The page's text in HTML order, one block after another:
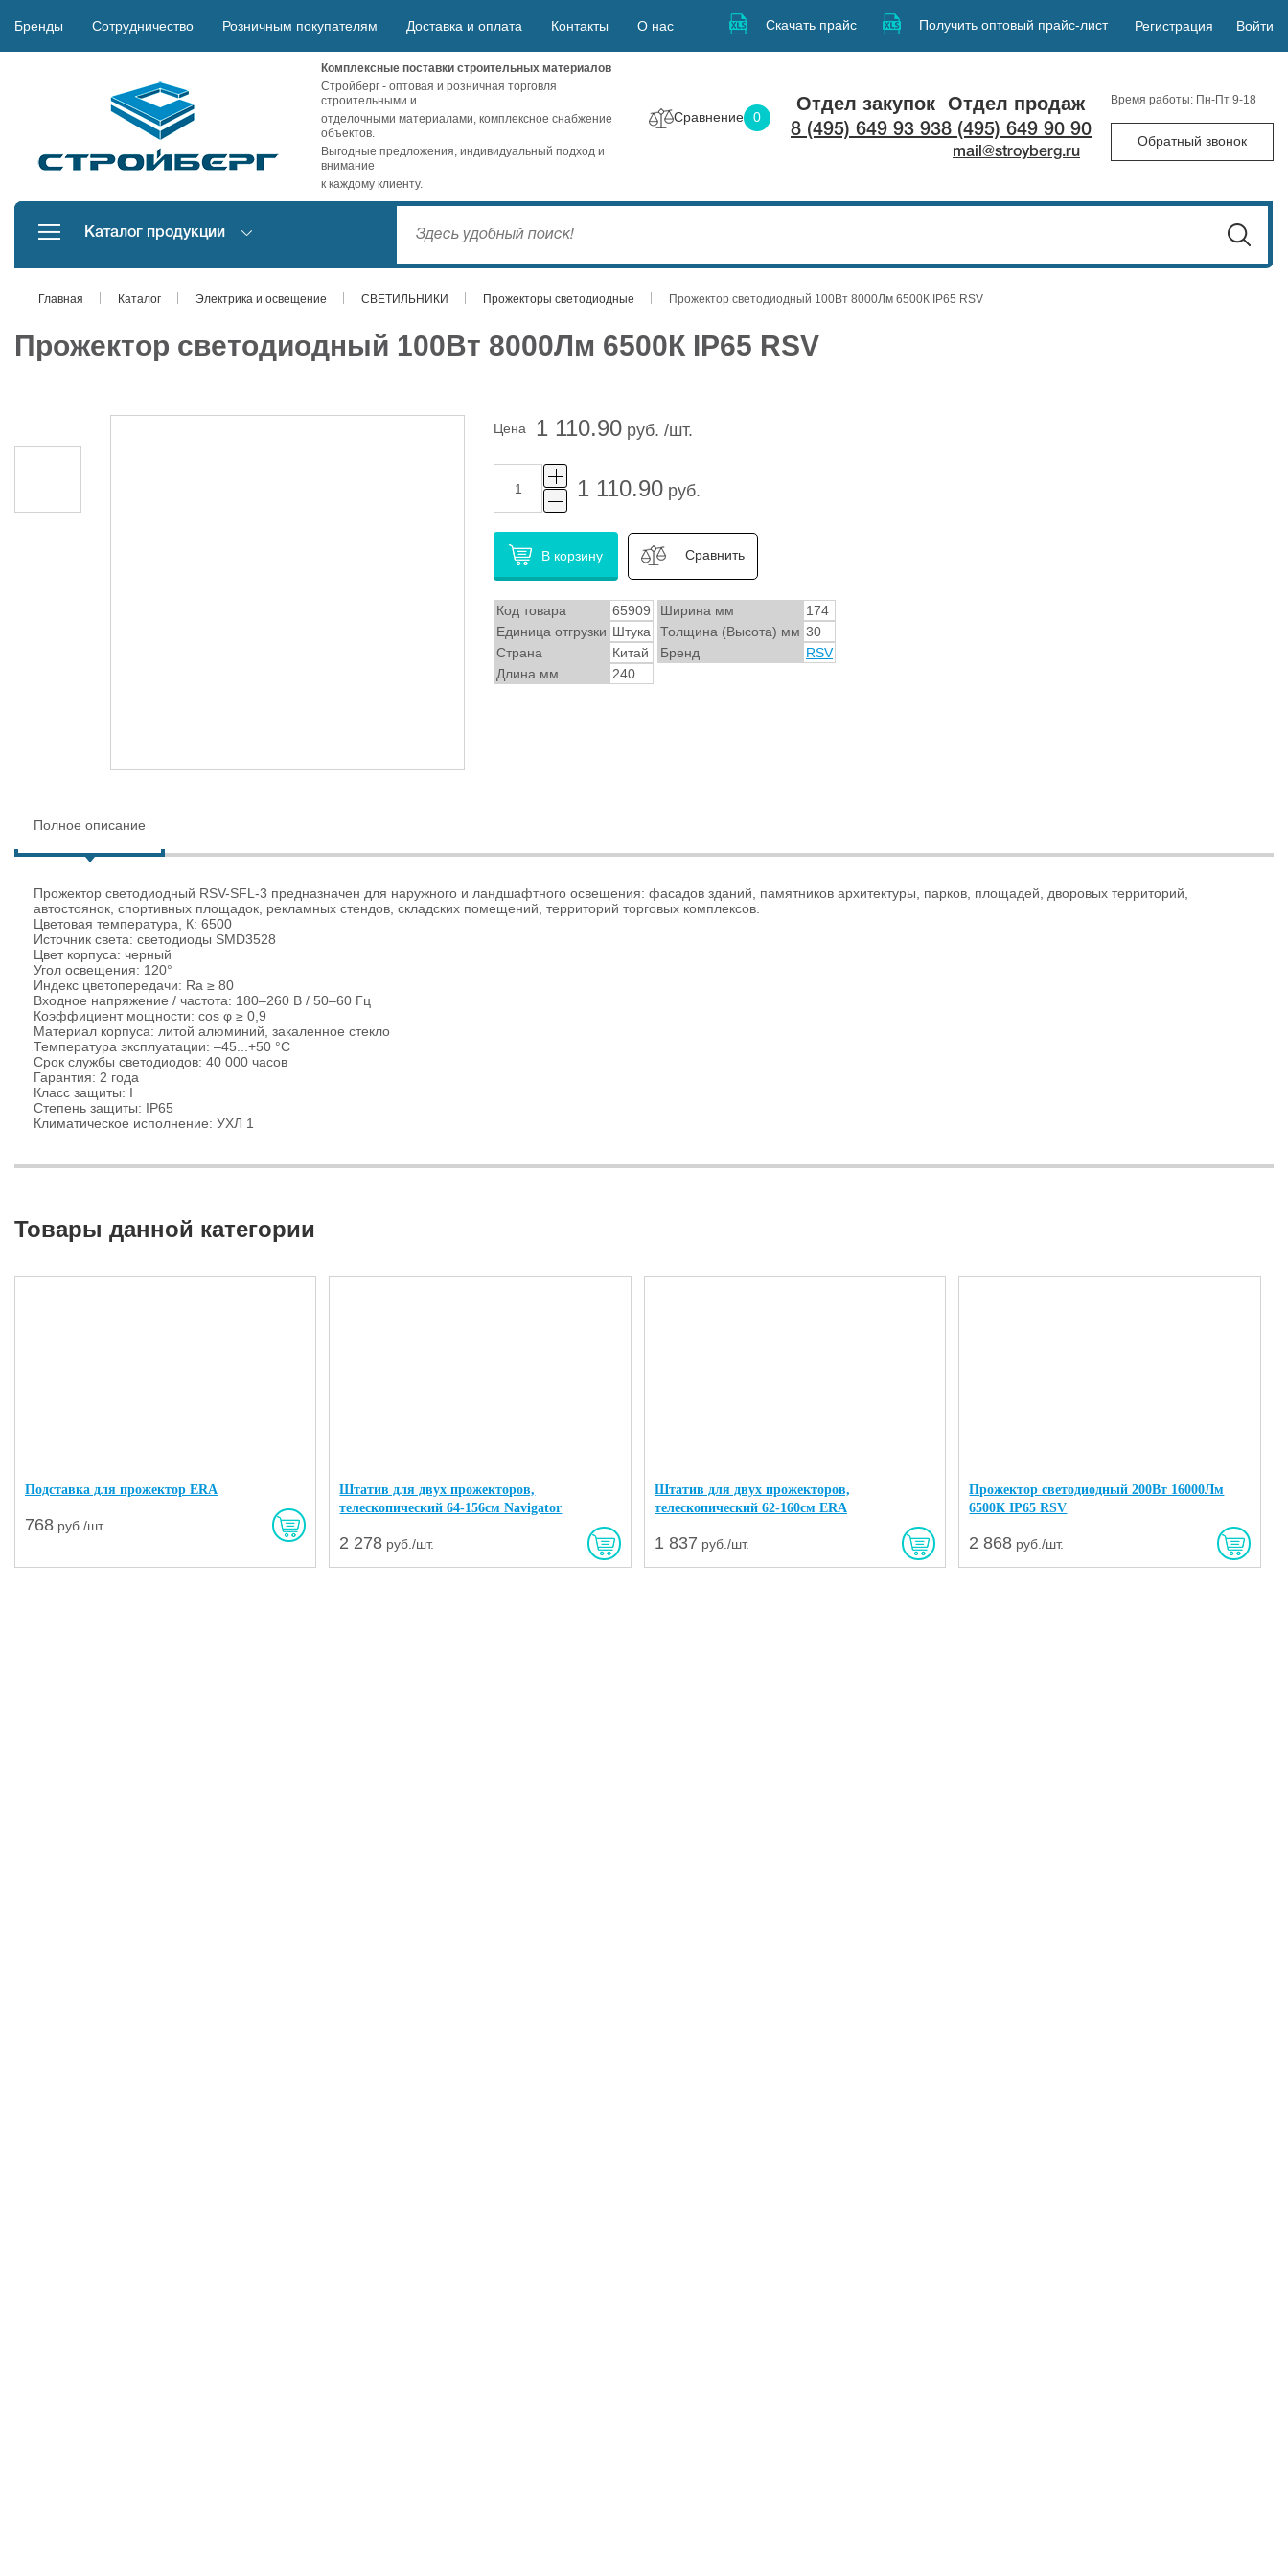
Бренды Сотрудничество Розничным покупателям Доставка и оплата Контакты О нас Скачать прайс Получить оптовый прайс-лист Регистрация Войти
Комплексные поставки строительных материалов
Стройберг - оптовая и розничная торговля
строительными и
отделочными материалами, комплексное снабжение
объектов.
Выгодные предложения, индивидуальный подход и
внимание
к каждому клиенту.
Сравнение 0
Отдел закупок
8 (495) 649 93 93
Отдел продаж
8 (495) 649 90 90
mail@stroyberg.ru
Время работы: Пн-Пт 9-18
Обратный звонок
Каталог продукции
Главная Каталог Электрика и освещение СВЕТИЛЬНИКИ Прожекторы светодиодные Прожектор светодиодный 100Вт 8000Лм 6500К IP65 RSV
Прожектор светодиодный 100Вт 8000Лм 6500К IP65 RSV
Цена 1 110.90 руб. /шт.
1 110.90 руб.
В корзину Сравнить
Код товара 65909 Ширина мм
174
Единица отгрузки Штука Толщина (Высота) мм 30
Страна
Китай Бренд
RSV
Длина мм
240
Полное описание
Прожектор светодиодный RSV-SFL-3 предназначен для наружного и ландшафтного освещения: фасадов зданий, памятников архитектуры, парков, площадей, дворовых территорий,
автостоянок, спортивных площадок, рекламных стендов, складских помещений, территорий торговых комплексов.
Цветовая температура, К: 6500
Источник света: светодиоды SMD3528
Цвет корпуса: черный
Угол освещения: 120°
Индекс цветопередачи: Ra ≥ 80
Входное напряжение / частота: 180–260 В / 50–60 Гц
Коэффициент мощности: cos φ ≥ 0,9
Материал корпуса: литой алюминий, закаленное стекло
Температура эксплуатации: –45...+50 °С
Срок службы светодиодов: 40 000 часов
Гарантия: 2 года
Класс защиты: I
Степень защиты: IP65
Климатическое исполнение: УХЛ 1
Товары данной категории
Подставка для прожектор ERA
768 руб./шт.
Штатив для двух прожекторов,
телескопический 64-156см Navigator
2 278 руб./шт.
Штатив для двух прожекторов,
телескопический 62-160см ERA
1 837 руб./шт.
Прожектор светодиодный 200Вт 16000Лм
6500К IP65 RSV
2 868 руб./шт.